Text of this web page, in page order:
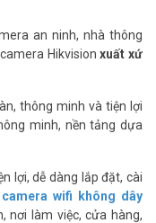
khiển thông
AI.
an ninh, nhà thông
Hikvisionxuất xứ
thông minh và tiện lợi
minh, nền tảng dựa
lợi, dễ dàng lắp đặt, cài
camera wifi không dây
nơi làm việc, cửa hàng,